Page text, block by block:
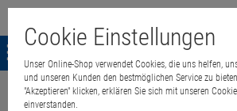
Menü
Quant Electronic
Cookie Einstellungen
Unser Online-Shop verwendet Cookies, die uns helfen,
und unseren Kunden den bestmöglichen Service zu
"Akzeptieren" klicken, erklären Sie sich mit unseren
einverstanden.